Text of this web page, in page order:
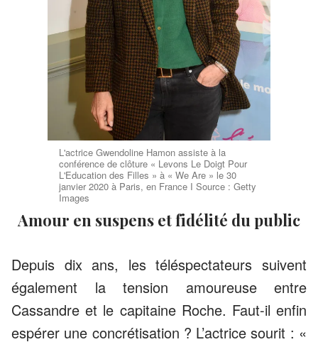
L'actrice Gwendoline Hamon assiste à la
conférence de clôture « Levons Le Doigt Pour
L'Education des Filles » à « We Are » le 30
janvier 2020 à Paris, en France I Source : Getty
Images
Amour en suspens et fidélité du public
Depuis dix ans, les téléspectateurs suivent
également la tension amoureuse entre
Cassandre et le capitaine Roche. Faut-il enfin
espérer une concrétisation ? L’actrice sourit : «